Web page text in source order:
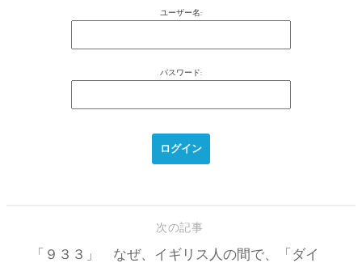
ユーザー名:
パスワード:
次の記事
「９３３」 なぜ、イギリス人の間で、「ダイ